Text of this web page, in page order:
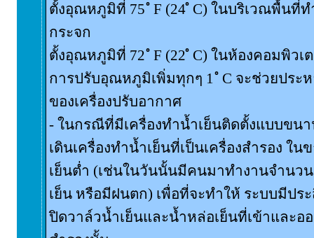
ตั้งอุณหภูมิที่ 75 ํ F (24 ํ C) ในบริเวณพื้นที่
กระจก
ตั้งอุณหภูมิที่ 72 ํ F (22 ํ C) ในห้องคอมพิวเ
การปรับอุณหภูมิเพิ่มทุกๆ 1 ํ C จะช่วยประ
ของเครื่องปรับอากาศ
- ในกรณีที่มีเครื่องทำน้ำเย็นติดตั้งแบบขน
เดินเครื่องทำน้ำเย็นที่เป็นเครื่องสำรอง ใ
เย็นต่ำ (เช่นในวันนั้นมีคนมาทำงานจำนว
เย็น หรือมีฝนตก) เพื่อที่จะทำให้ ระบบมีปร
ปิดวาล์วน้ำเย็นและน้ำหล่อเย็นที่เข้าและอ